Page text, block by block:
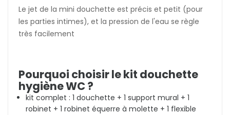
Le jet de la mini douchette est précis et petit (pour
les parties intimes), et la pression de l'eau se règle
très facilement
Pourquoi choisir le kit douchette
hygiène WC ?
kit complet : 1 douchette + 1 support mural + 1
robinet + 1 robinet équerre à molette + 1 flexible